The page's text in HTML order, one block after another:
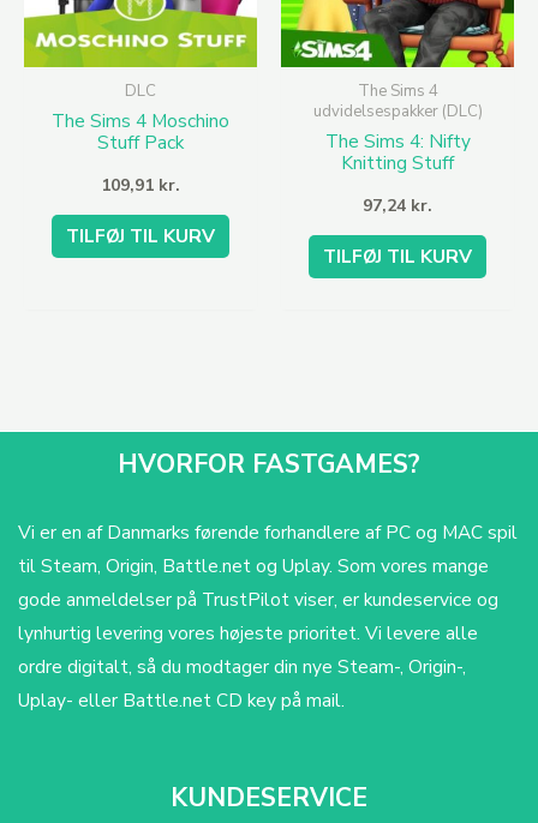
DLC
The Sims 4 Moschino
Stuff Pack
109,91 kr.
TILFØJ TIL KURV
The Sims 4
udvidelsespakker (DLC)
The Sims 4: Nifty
Knitting Stuff
97,24 kr.
TILFØJ TIL KURV
HVORFOR FASTGAMES?
Vi er en af Danmarks førende forhandlere af PC og MAC spil
til Steam, Origin, Battle.net og Uplay. Som vores mange
gode anmeldelser på TrustPilot viser, er kundeservice og
lynhurtig levering vores højeste prioritet. Vi levere alle
ordre digitalt, så du modtager din nye Steam-, Origin-,
Uplay- eller Battle.net CD key på mail.
KUNDESERVICE